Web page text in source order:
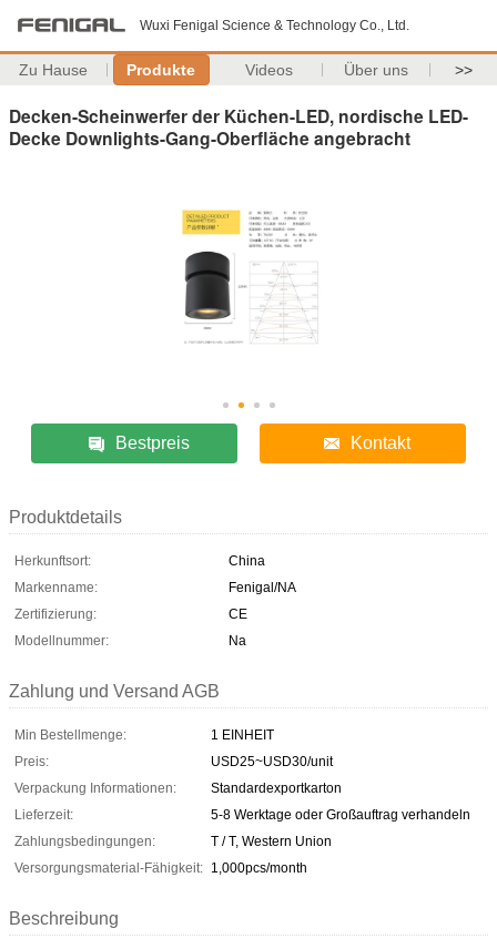
Wuxi Fenigal Science & Technology Co., Ltd.
Zu Hause Produkte Videos Über uns >>
Decken-Scheinwerfer der Küchen-LED, nordische LED-
Decke Downlights-Gang-Oberfläche angebracht
Bestpreis Kontakt
Produktdetails
Herkunftsort:
China
Markenname:
Fenigal/NA
Zertifizierung:
CE
Modellnummer:
Na
Zahlung und Versand AGB
Min Bestellmenge:
1 EINHEIT
Preis:
USD25~USD30/unit
Verpackung Informationen:
Standardexportkarton
Lieferzeit:
5-8 Werktage oder Großauftrag verhandeln
Zahlungsbedingungen:
T / T, Western Union
Versorgungsmaterial-Fähigkeit: 1,000pcs/month
Beschreibung